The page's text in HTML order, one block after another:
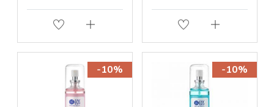
-10% -10%